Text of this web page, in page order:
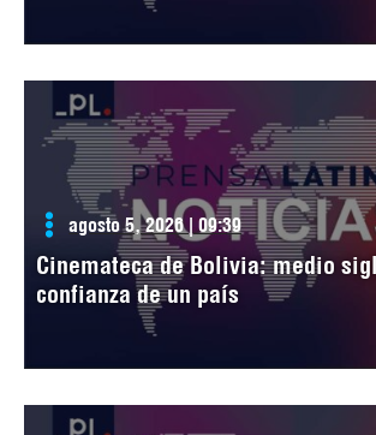
agosto 5, 2026 | 09:39
Cinemateca de Bolivia: medio
confianza de un país